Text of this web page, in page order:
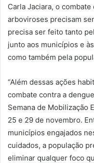
Carla Jaciara, o
arboviroses precisam
precisa ser feito tanto
junto aos municípios e
como também pela
“Além dessas ações
combate contra a
Semana de Mobilização
25 e 29 de novembro.
municípios engajados
cuidados, a população
eliminar qualquer foco